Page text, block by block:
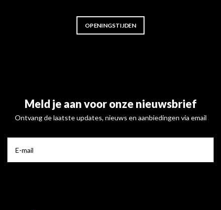
OPENINGSTIJDEN
Meld je aan voor onze nieuwsbrief
Ontvang de laatste updates, nieuws en aanbiedingen via email